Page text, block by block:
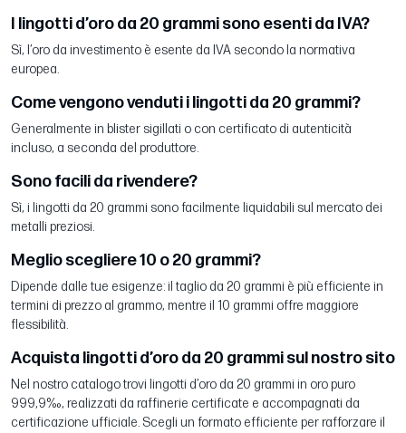
I lingotti d’oro da 20 grammi sono esenti da IVA?
Sì, l’oro da investimento è esente da IVA secondo la normativa
europea.
Come vengono venduti i lingotti da 20 grammi?
Generalmente in blister sigillati o con certificato di autenticità
incluso, a seconda del produttore.
Sono facili da rivendere?
Sì, i lingotti da 20 grammi sono facilmente liquidabili sul mercato dei
metalli preziosi.
Meglio scegliere 10 o 20 grammi?
Dipende dalle tue esigenze: il taglio da 20 grammi è più efficiente in
termini di prezzo al grammo, mentre il 10 grammi offre maggiore
flessibilità.
Acquista lingotti d’oro da 20 grammi sul nostro sito
Nel nostro catalogo trovi lingotti d’oro da 20 grammi in oro puro
999,9‰, realizzati da raffinerie certificate e accompagnati da
certificazione ufficiale. Scegli un formato efficiente per rafforzare il